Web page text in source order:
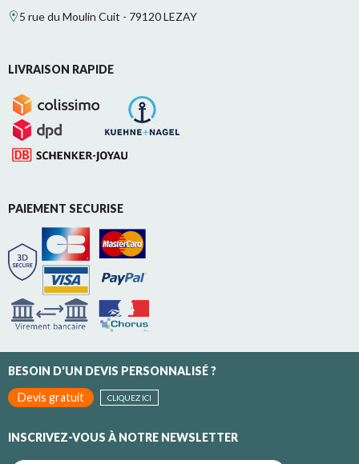
5 rue du Moulin Cuit - 79120 LEZAY
LIVRAISON RAPIDE
PAIEMENT SECURISE
BESOIN D'UN DEVIS PERSONNALISÉ ?
Devis gratuit
CLIQUEZ ICI
INSCRIVEZ-VOUS À NOTRE NEWSLETTER